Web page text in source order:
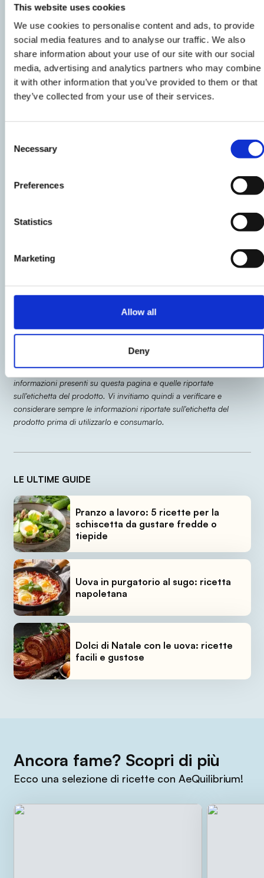
This website uses cookies
We use cookies to personalise content and ads, to provide
social media features and to analyse our traffic. We also
share information about your use of our site with our social
media, advertising and analytics partners who may combine
it with other information that you’ve provided to them or that
they’ve collected from your use of their services.
Selection
Necessary
Preferences
Statistics
Marketing
Allow all
Deny
tritato.
4
Togliete l’acqua che suderà dai funghi e
otterrete una salsina che vi servirà per condire
Ora siete pronti ad impiattare. Sistemate una
tacchino alle erbette
e ancora un cucchiaio di
condite con la salsina ottenuta con l’acqua dei
Le indicazioni relative al prodotto potrebbero subire delle
modifiche causando temporaneamente variazioni tra le
informazioni presenti su questa pagina e quelle riportate
sull'etichetta del prodotto. Vi invitiamo quindi a verificare e
considerare sempre le informazioni riportate sull'etichetta del
prodotto prima di utilizzarlo e consumarlo.
LE ULTIME GUIDE
Pranzo a lavoro: 5 ricette per la
schiscetta da gustare fredde o
tiepide
Uova in purgatorio al sugo: ricetta
napoletana
Dolci di Natale con le uova: ricette
facili e gustose
Ancora fame? Scopri di più
Ecco una selezione di ricette con AeQuilibrium!